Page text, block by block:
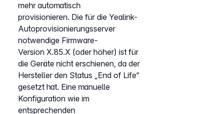
mehr automatisch
provisionieren. Die für die Yealink-
Autoprovisionierungsserver
notwendige Firmware-
Version X.85.X (oder höher) ist für
die Geräte nicht erschienen, da der
Hersteller den Status „End of Life“
gesetzt hat. Eine manuelle
Konfiguration wie im
entsprechenden